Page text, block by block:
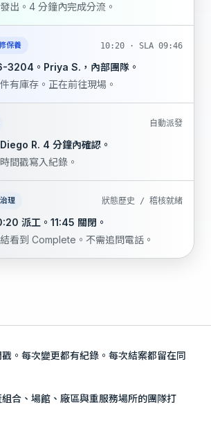
出。4 分鐘內完成分流。
保養 10:20 · SLA 09:46
3204。Priya S.，內部團隊。
有庫存。正在前往現場。
自動派發
R. 4 分鐘內確認。
間戳寫入紀錄。
治理 狀態歷史 / 稽核就緒
派工。11:45 關閉。
看到 Complete。不需追問電話。
。每次變更都有紀錄。每次結案都留在同
合、場館、廠區與重服務場所的團隊打